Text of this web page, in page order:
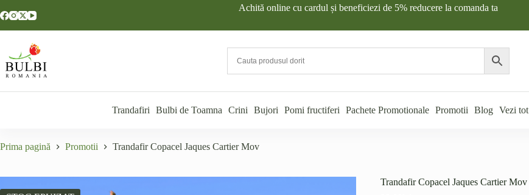
la
Achită online cu cardul și beneficiezi de 5% reducere la comanda ta
Trandafiri Bulbi de Toamna Crini Bujori Pomi fructiferi Pachete Promotionale Promotii Blog Vezi tot
Prima pagină Promotii Trandafir Copacel Jaques Cartier Mov
Trandafir Copacel Jaques Cartier Mov